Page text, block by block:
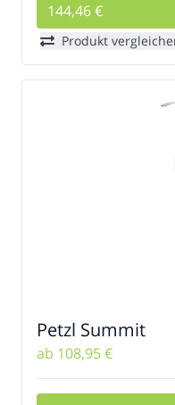
144,46 €
Produkt
Petzl Summit
ab 108,95 €